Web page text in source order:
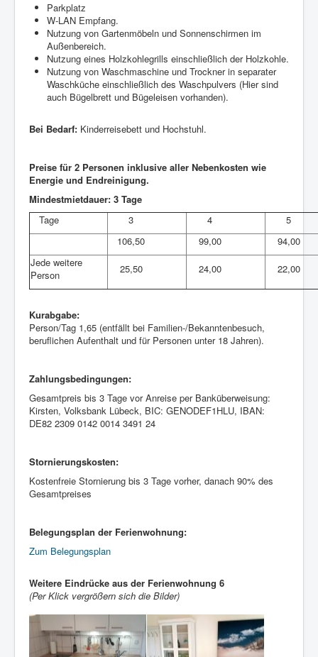
Parkplatz
W-LAN Empfang.
Nutzung von Gartenmöbeln und Sonnenschirmen im
Außenbereich.
Nutzung eines Holzkohlegrills einschließlich der Holzkohle.
Nutzung von Waschmaschine und Trockner in separater
Waschküche einschließlich des Waschpulvers (Hier sind
auch Bügelbrett und Bügeleisen vorhanden).
Bei Bedarf: Kinderreisebett und Hochstuhl.
Preise für 2 Personen inklusive aller Nebenkosten wie
Energie und Endreinigung.
Mindestmietdauer: 3 Tage
Tage
3 4
5
106,50
99,00
94,00
Jede weitere
Person
25,50 24,00 22,00
Kurabgabe:
Person/Tag 1,65 (entfällt bei Familien-/Bekanntenbesuch,
beruflichen Aufenthalt und für Personen unter 18 Jahren).
Zahlungsbedingungen:
Gesamtpreis bis 3 Tage vor Anreise per Banküberweisung:
Kirsten, Volksbank Lübeck, BIC: GENODEF1HLU, IBAN:
DE82 2309 0142 0014 3491 24
Stornierungskosten:
Kostenfreie Stornierung bis 3 Tage vorher, danach 90% des
Gesamtpreises
Belegungsplan der Ferienwohnung:
Zum Belegungsplan
Weitere Eindrücke aus der Ferienwohnung 6
(Per Klick vergrößern sich die Bilder)